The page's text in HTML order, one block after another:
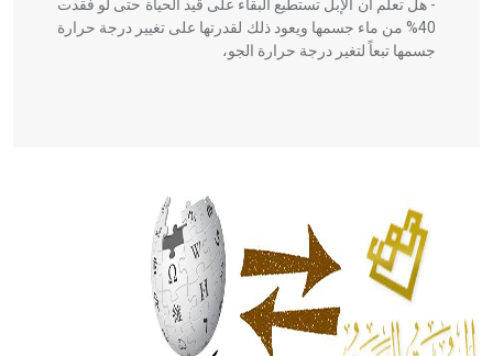
- هل تعلم أن الإبل تستطيع البقاء على قيد الحياة حتى لو فقدت
40% من ماء جسمها ويعود ذلك لقدرتها على تغيير درجة حرارة
جسمها تبعاً لتغير درجة حرارة الجو،
الحكم، الأدلة، تنظيم التغذية، ورسالته في جروح الرأس. ويعود
له الفضل بأنه حرر الطب من الدين والفلسفة.
- هل تعلم أن المرجان إفراز حيواني يتكون في البحر ويتركب